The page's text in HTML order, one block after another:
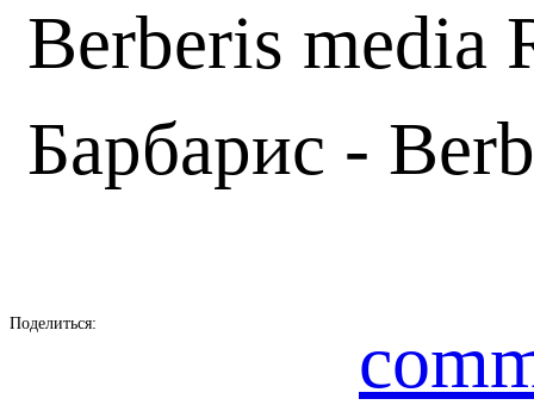
Berberis media
Барбарис -
Поделиться: